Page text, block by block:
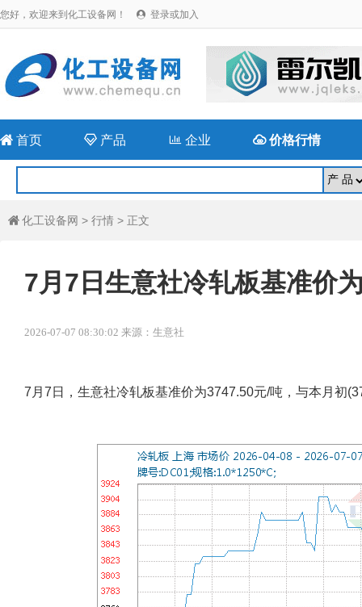
您好，欢迎来到化工设备网！  登录或加入
 首页  产品 企业 价格行情
 化工设备网 > 行情 > 正文
7月7日生意社冷轧板基准价
2026-07-07 08:30:02 来源：生意社
7月7日，生意社冷轧板基准价为3747.50元/吨，与本月初